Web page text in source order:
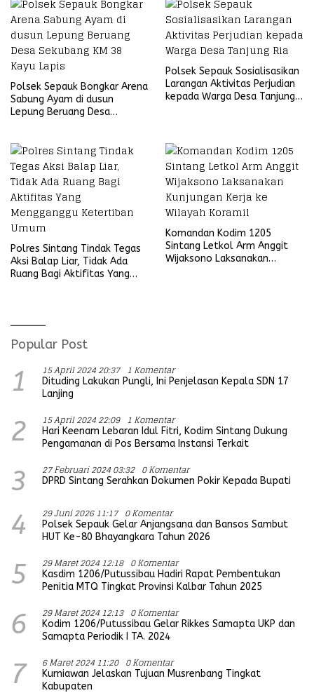
Polsek Sepauk Bongkar Arena
Sabung Ayam di dusun
Lepung Beruang Desa
Polsek Sepauk Sosialisasikan
Larangan Aktivitas Perjudian
kepada Warga Desa Tanjung
Polres Sintang Tindak Tegas
Aksi Balap Liar, Tidak Ada
Ruang Bagi Aktifitas Yang
Komandan Kodim 1205
Sintang Letkol Arm Anggit
Wijaksono Laksanakan
Popular Post
1 15 April 2024 20:37 1 Komentar
Dituding Lakukan Pungli, Ini Penjelasan Kepala SDN 17
Lanjing
2 15 April 2024 22:09 1 Komentar
Hari Keenam Lebaran Idul Fitri, Kodim Sintang Dukung
Pengamanan di Pos Bersama Instansi Terkait
3 27 Februari 2024 03:32 0 Komentar
DPRD Sintang Serahkan Dokumen Pokir Kepada Bupati
4 29 Juni 2026 11:17 0 Komentar
Polsek Sepauk Gelar Anjangsana dan Bansos Sambut
HUT Ke-80 Bhayangkara Tahun 2026
5 29 Maret 2024 12:18 0 Komentar
Kasdim 1206/Putussibau Hadiri Rapat Pembentukan
Penitia MTQ Tingkat Provinsi Kalbar Tahun 2025
6 29 Maret 2024 12:13 0 Komentar
Kodim 1206/Putussibau Gelar Rikkes Samapta UKP dan
Samapta Periodik I TA. 2024
7 6 Maret 2024 11:20 0 Komentar
Kurniawan Jelaskan Tujuan Musrenbang Tingkat
Kabupaten